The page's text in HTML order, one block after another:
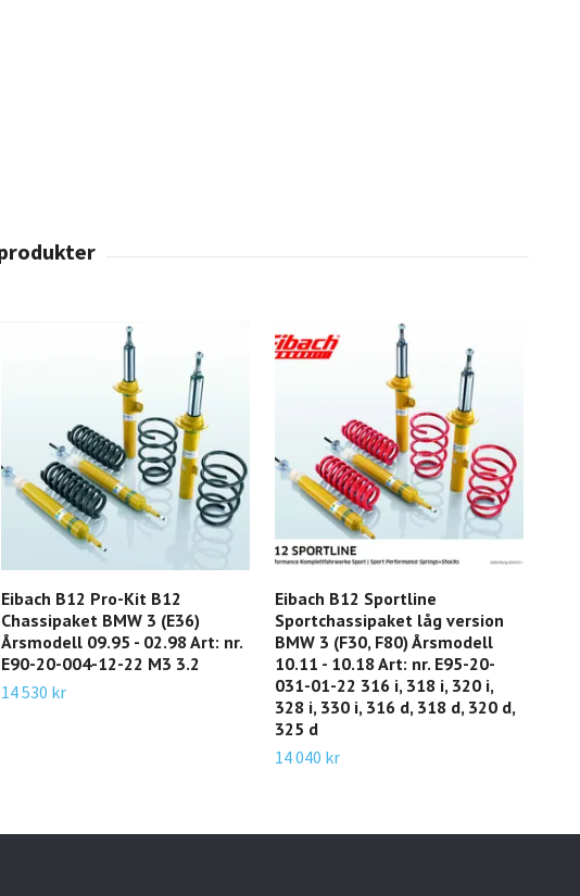
Eibach B12 Pro-Kit B12
Chassipaket BMW 3 (E36)
Årsmodell 09.95 - 02.98 Art: nr.
E90-20-004-12-22 M3 3.2
14 530 kr
Eibach B12 Sportline
Sportchassipaket låg version
BMW 3 (F30, F80) Årsmodell
10.11 - 10.18 Art: nr. E95-20-
031-01-22 316 i, 318 i, 320 i,
328 i, 330 i, 316 d, 318 d, 320 d,
325 d
14 040 kr